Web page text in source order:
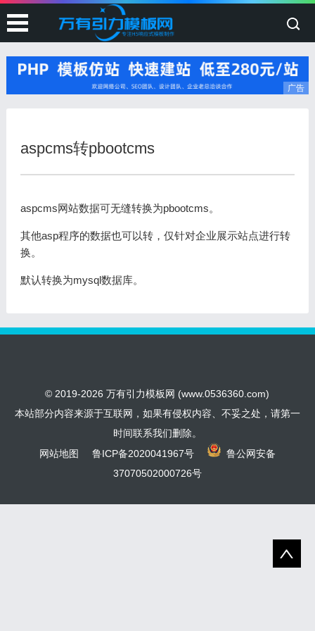
广告
aspcms转pbootcms
aspcms网站数据可无缝转换为pbootcms。
其他asp程序的数据也可以转，仅针对企业展示站点进行转
换。
默认转换为mysql数据库。
© 2019-2026 万有引力模板网 (www.0536360.com)
本站部分内容来源于互联网，如果有侵权内容、不妥之处，请第一
时间联系我们删除。
网站地图
鲁ICP备2020041967号
鲁公网安备
37070502000726号